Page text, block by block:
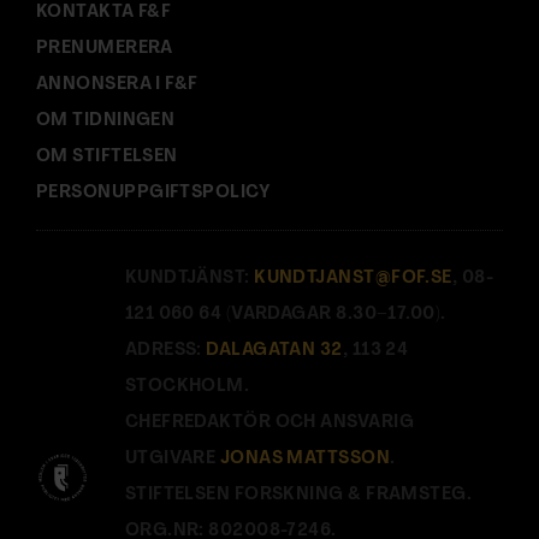
KONTAKTA F&F
PRENUMERERA
ANNONSERA I F&F
OM TIDNINGEN
OM STIFTELSEN
PERSONUPPGIFTSPOLICY
KUNDTJÄNST: KUNDTJANST@FOF.SE , 08-
121 060 64 (VARDAGAR 8.30–17.00).
ADRESS: DALAGATAN 32 , 113 24
STOCKHOLM.
CHEFREDAKTÖR OCH ANSVARIG
UTGIVARE JONAS MATTSSON.
STIFTELSEN FORSKNING & FRAMSTEG.
ORG.NR: 802008-7246.